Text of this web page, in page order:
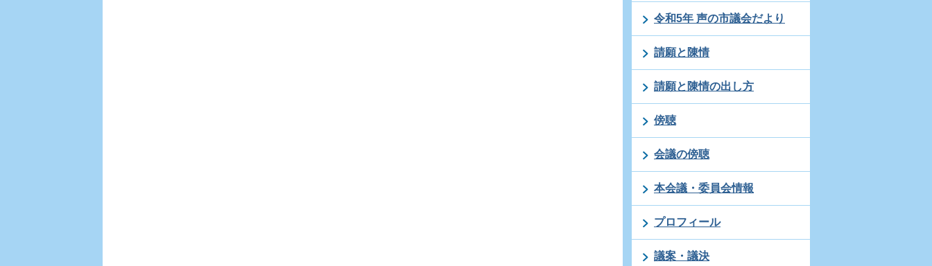
令和5年 声の市議会だより
請願と陳情
請願と陳情の出し方
傍聴
会議の傍聴
本会議・委員会情報
プロフィール
議案・議決